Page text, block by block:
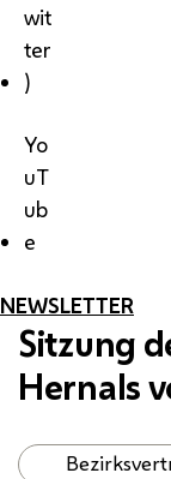
wit
ter
)
Yo
uT
ub
e
NEWSLETTER
Sitzung
Hernals